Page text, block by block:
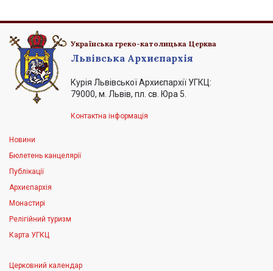
Українська греко-католицька Церква
Львівська Архиєпархія
Курія Львівської Архиєпархії УГКЦ:
79000, м. Львів, пл. св. Юра 5.
Контактна інформація
Новини
Бюлетень канцелярії
Публікації
Архиєпархія
Монастирі
Релігійний туризм
Карта УГКЦ
Церковний календар